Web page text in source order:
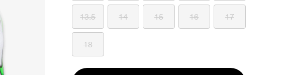
13.5 14 15 16 17
18